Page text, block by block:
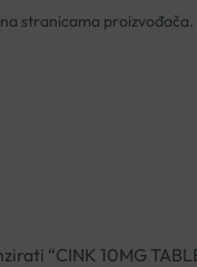
stranicama proizvođača.
“CINK 10MG